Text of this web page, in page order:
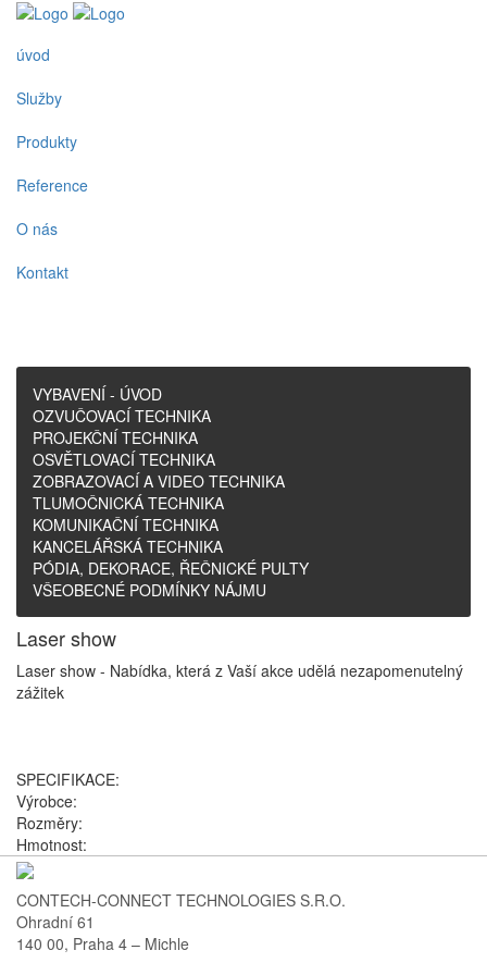
úvod
Služby
Produkty
Reference
O nás
Kontakt
VYBAVENÍ - ÚVOD
OZVUČOVACÍ TECHNIKA
PROJEKČNÍ TECHNIKA
OSVĚTLOVACÍ TECHNIKA
ZOBRAZOVACÍ A VIDEO TECHNIKA
TLUMOČNICKÁ TECHNIKA
KOMUNIKAČNÍ TECHNIKA
KANCELÁŘSKÁ TECHNIKA
PÓDIA, DEKORACE, ŘEČNICKÉ PULTY
VŠEOBECNÉ PODMÍNKY NÁJMU
Laser show
Laser show - Nabídka, která z Vaší akce udělá nezapomenutelný
zážitek
SPECIFIKACE:
Výrobce:
Rozměry:
Hmotnost:
CONTECH-CONNECT TECHNOLOGIES S.R.O.
Ohradní 61
140 00, Praha 4 – Michle